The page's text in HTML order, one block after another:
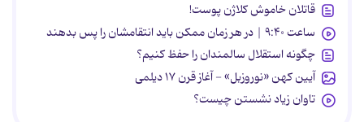
قاتلان خاموش کلاژن پوست!
ساعت ۹:۴۰ | در هر زمان ممکن باید انتقامشان را پس بدهند
چگونه استقلال سالمندان را حفظ کنیم؟
آیین کهن «نوروزبل» - آغاز قرن ۱۷ دیلمی
تاوان زیاد نشستن چیست؟